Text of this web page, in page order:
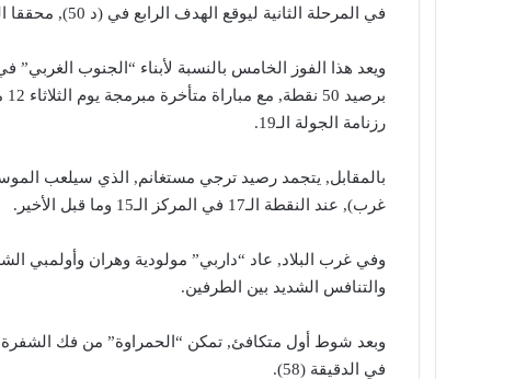
في المرحلة الثانية ليوقع الهدف الرابع في (د 50), محققا الهدف الثاني له والرابع في هذا اللقاء.
ويعد هذا الفوز الخامس بالنسبة لأبناء “الجنوب
رزنامة الجولة الـ19.
بالمقابل, يتجمد رصيد ترجي مستغانم, الذي سيلعب
غرب), عند النقطة الـ17 في المركز الـ15 وما قبل الأخير.
والتنافس الشديد بين الطرفين.
وبعد شوط أول متكافئ, تمكن “الحمراوة” من فك
في الدقيقة (58).